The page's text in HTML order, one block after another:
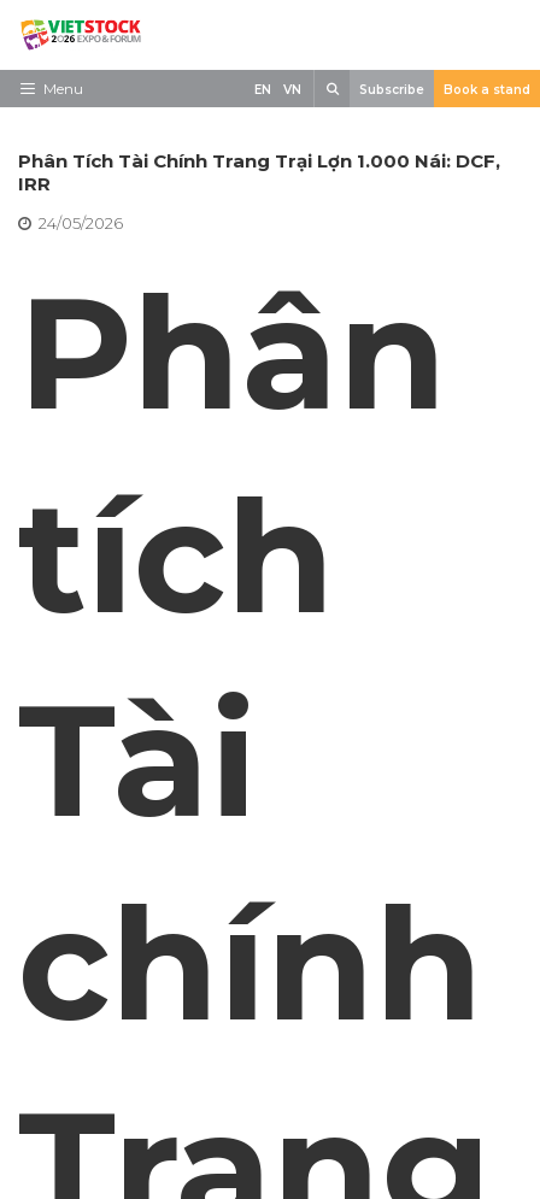
Skip
contentMenu
Về triển lãm
Trưng Bày
Tin tức
EN VN Subscribe Book a stand
Phân Tích Tài Chính Trang Trại Lợn 1.000 Nái: DCF,
IRR
24/05/2026
Phân
tích
Tài
chính